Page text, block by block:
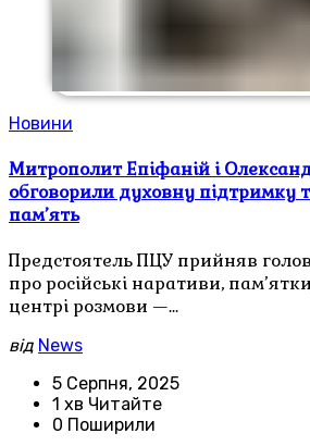
Новини
Митрополит Епіфаній і
обговорили духовну підтримку
пам’ять
Предстоятель ПЦУ прийняв
про російські наративи,
центрі розмови —…
від News
5 Серпня, 2025
1 хв Читайте
0 Поширили